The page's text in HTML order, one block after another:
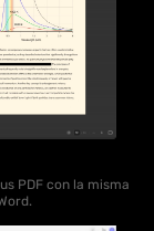
PDF con la misma